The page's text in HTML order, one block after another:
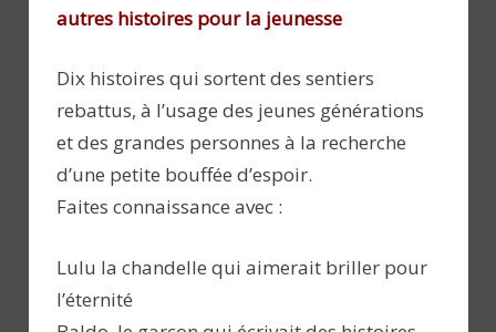
autres histoires pour la jeunesse
Dix histoires qui sortent des sentiers
rebattus, à l’usage des jeunes générations
et des grandes personnes à la recherche
d’une petite bouffée d’espoir.
Faites connaissance avec :
Lulu la chandelle qui aimerait briller pour
l’éternité